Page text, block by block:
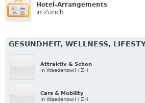
Hotel-Arrangements
in Zürich
GESUNDHEIT, WELLNESS,
Attraktiv & Schön
in Waedenswil / ZH
Cars & Mobility
in Waedenswil / ZH